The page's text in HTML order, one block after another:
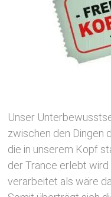
Unser
zwischen den Dingen
die in unserem Kopf
der Trance erlebt
verarbeitet als wäre